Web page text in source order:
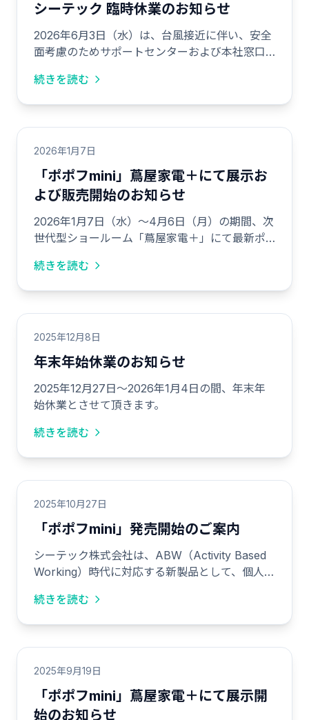
シーテック 臨時休業のお知らせ
2026年6月3日（水）は、台風接近に伴い、安全
面考慮のためサポートセンターおよび本社窓口
続きを読む
2026年1月7日
「ポポフmini」蔦屋家電＋にて展示お
よび販売開始のお知らせ
2026年1月7日（水）～4月6日（月）の期間、次
世代型ショールーム「蔦屋家電＋」にて最新ポ
たします。
続きを読む
2025年12月8日
年末年始休業のお知らせ
2025年12月27日～2026年1月4日の間、年末年
始休業とさせて頂きます。
続きを読む
2025年10月27日
「ポポフmini」発売開始のご案内
シーテック株式会社は、ABW（Activity Based
Working）時代に対応する新製品として、個人利
リーズを発表いたしました。
続きを読む
2025年9月19日
「ポポフmini」蔦屋家電＋にて展示開
始のお知らせ